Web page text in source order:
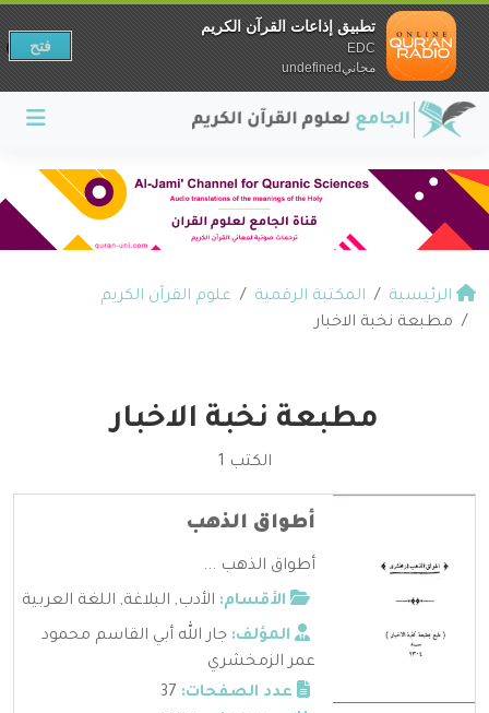
الرئيسية المكتبة الرقمية
علوم القرآن الكريم
مطبعة نخبة الاخبار
مطبعة نخبة الاخبار
الكتب 1
أطواق الذهب
أطواق الذهب ...
الأقسام: الأدب, البلاغة, اللغة العربية
المؤلف: جار الله أبي القاسم محمود
عمر الزمخشري
عدد الصفحات:
تطبيق إذاعات القرآن الكريم
EDC
مجانيundefined
فتح